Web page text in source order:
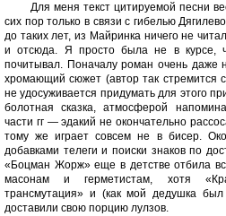
Для меня текст цитируемой песни
сих пор только в связи с гибелью
до таких лет, из Майринка ничего не
и отсюда. Я просто была не в курсе,
почитывал. Поначалу роман очень даже
хромающий сюжет (автор так стремится
не удосуживается придумать для этого
болотная сказка, атмосферой
части гг — эдакий не окончательно
тому же играет совсем не в бисер.
добавками телеги и поиски знаков по
«Боцман Жорж» еще в детстве отбила
масонам и герметистам, хотя
трансмутация» и (как мой дедушка
доставили свою порцию лулзов.